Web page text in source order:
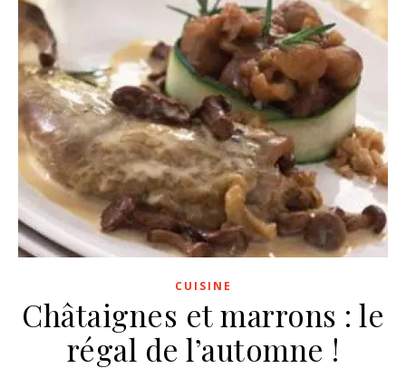
CUISINE
Châtaignes et marrons : le
régal de l’automne !